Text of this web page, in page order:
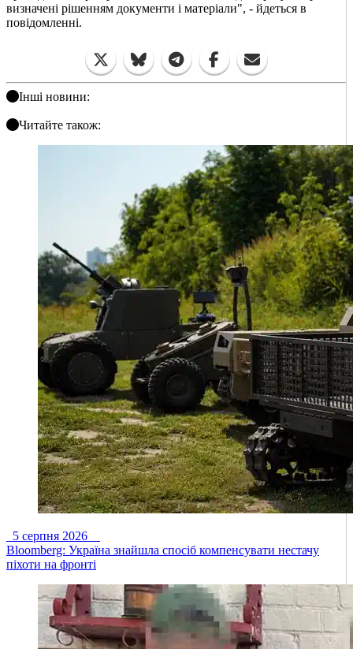
визначені рішенням документи і матеріали", - йдеться в
повідомленні.
Інші новини:
Читайте також:
5 серпня 2026
Bloomberg: Україна знайшла спосіб компенсувати нестачу
піхоти на фронті